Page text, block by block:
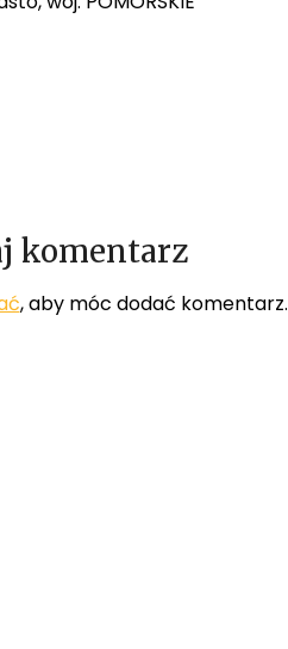
komentarz
, aby móc dodać komentarz.